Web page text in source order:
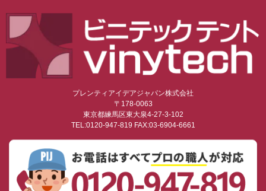
プレンティアイデアジャパン株式会社
〒178-0063
東京都練馬区東大泉4-27-3-102
TEL:0120-947-819 FAX:03-6904-6661